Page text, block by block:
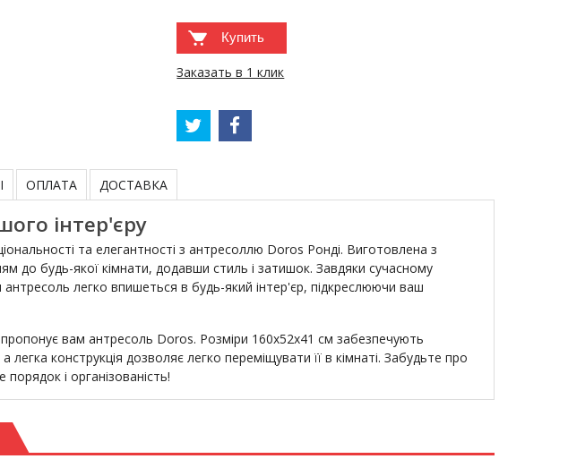
Купить
Заказать в 1 клик
ОПЛАТА ДОСТАВКА
інтер'єру
та елегантності з антресоллю Doros Ронді. Виготовлена з
до будь-якої кімнати, додавши стиль і затишок. Завдяки сучасному
легко впишеться в будь-який інтер'єр, підкреслюючи ваш
вам антресоль Doros. Розміри 160х52х41 см забезпечують
конструкція дозволяє легко переміщувати її в кімнаті. Забудьте про
і організованість!